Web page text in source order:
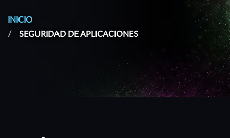
INICIO
SEGURIDAD DE APLICACIONES